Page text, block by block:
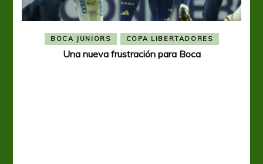
BOCA JUNIORS COPA LIBERTADORES
Una nueva frustración para Boca